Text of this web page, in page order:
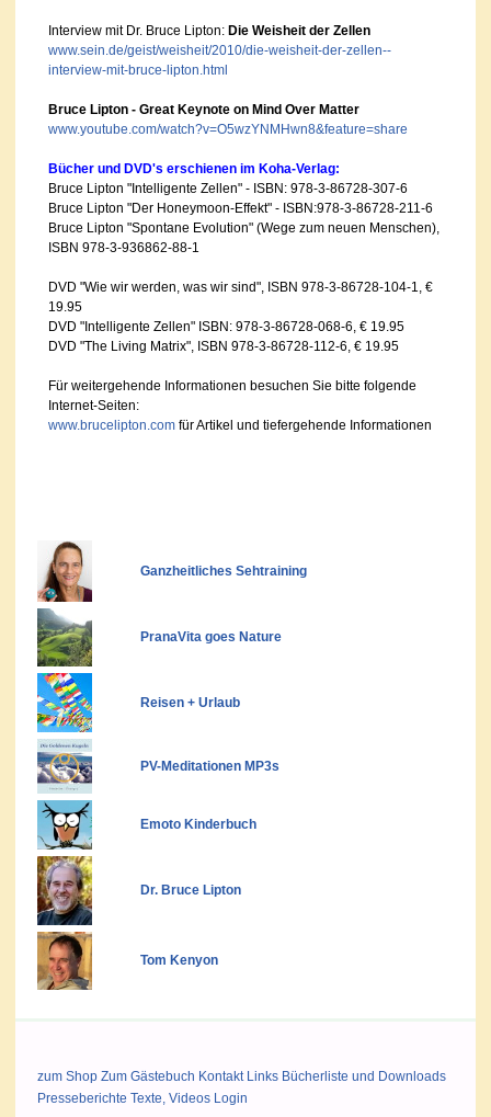
Interview mit Dr. Bruce Lipton: Die Weisheit der Zellen
www.sein.de/geist/weisheit/2010/die-weisheit-der-zellen--
interview-mit-bruce-lipton.html
Bruce Lipton - Great Keynote on Mind Over Matter
www.youtube.com/watch?v=O5wzYNMHwn8&feature=share
Bücher und DVD's erschienen im Koha-Verlag:
Bruce Lipton "Intelligente Zellen" - ISBN: 978-3-86728-307-6
Bruce Lipton "Der Honeymoon-Effekt" - ISBN:978-3-86728-211-6
Bruce Lipton "Spontane Evolution" (Wege zum neuen Menschen),
ISBN 978-3-936862-88-1
DVD "Wie wir werden, was wir sind", ISBN 978-3-86728-104-1, €
19.95
DVD "Intelligente Zellen" ISBN: 978-3-86728-068-6, € 19.95
DVD "The Living Matrix", ISBN 978-3-86728-112-6, € 19.95
Für weitergehende Informationen besuchen Sie bitte folgende
Internet-Seiten:
www.brucelipton.com für Artikel und tiefergehende Informationen
Ganzheitliches Sehtraining
PranaVita goes Nature
Reisen + Urlaub
PV-Meditationen MP3s
Emoto Kinderbuch
Dr. Bruce Lipton
Tom Kenyon
zum Shop Zum Gästebuch Kontakt Links Bücherliste und Downloads
Presseberichte Texte, Videos Login